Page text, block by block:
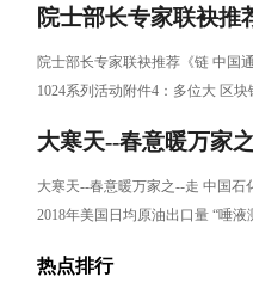
合大会 刘金享将军八
老兵
“今天是一个盛
大 习近平和意大利总
见 习近平同意大利
院士部长专家联袂
1024系列活动附件4
会 区块链中国大会（
区块链共同体：驱车
17省
第十站深圳（
同体” 区块链网络服
告 第1 2019年12月21
民论坛地
院士部长专家联袂推荐《链 中国
1024系列活动附件4：多位大 区块
大寒天--春意暖万家
液测儿童天赋”项目
大寒天--春意暖万家之--走 中国石
2018年美国日均原油出口量 “唾液
热点排行